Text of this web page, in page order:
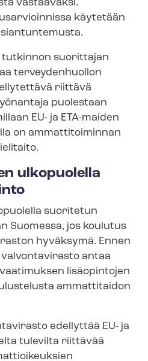
vastaavaksi.
käytetään
tutkinnon suorittajan
terveydenhuollon
riittävä
puolestaan
EU- ja ETA-maiden
on ammattitoiminnan
ulkopuolella
suoritetun
Suomessa, jos koulutus
hyväksymä. Ennen
valvontavirasto antaa
lisäopintojen
ammattitaidon
edellyttää EU- ja
tulevilta riittävää